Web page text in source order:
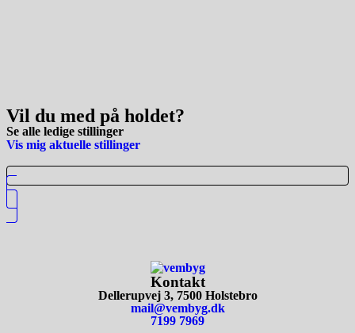
Vil du med på holdet?
Se alle ledige stillinger
Vis mig aktuelle stillinger
Kontakt
Dellerupvej 3, 7500 Holstebro
mail@vembyg.dk
7199 7969